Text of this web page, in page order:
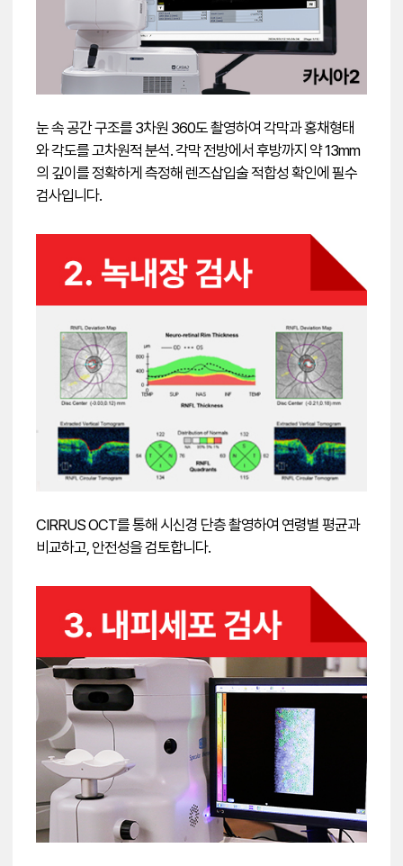
눈 속 공간 구조를 3차원 360도 촬영하여 각막과 홍채형태
와 각도를 고차원적 분석. 각막 전방에서 후방까지 약 13mm
의 깊이를 정확하게 측정해 렌즈삽입술 적합성 확인에 필수
검사입니다.
CIRRUS OCT를 통해 시신경 단층 촬영하여 연령별 평균과
비교하고, 안전성을 검토합니다.